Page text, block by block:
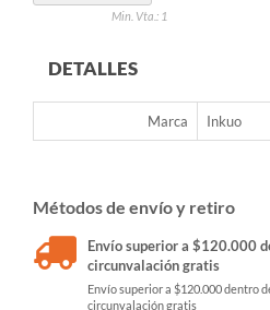
Min. Vta.: 1
DETALLES
Marca Inkuo
Métodos de envío y retiro
Envío superior a $120.000
circunvalación gratis
Envío superior a $120.000 dentro
circunvalación gratis